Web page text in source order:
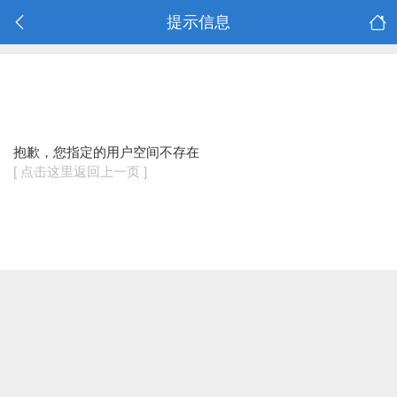
提示信息
抱歉，您指定的用户空间不存在
[ 点击这里返回上一页 ]